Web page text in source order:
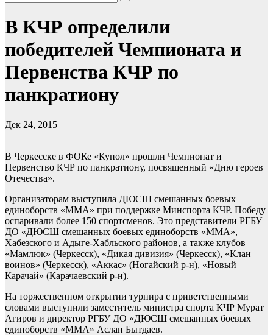
В КЧР определили
победителей Чемпионата и
Первенства КЧР по
панкратиону
Дек 24, 2015
В Черкесске в ФОКе «Купол» прошли Чемпионат и
Первенство КЧР по панкратиону, посвященный «Дню героев
Отечества».
Организаторам выступила ДЮСШ смешанных боевых
единоборств «ММА» при поддержке Минспорта КЧР. Победу
оспаривали более 150 спортсменов. Это представители РГБУ
ДО «ДЮСШ смешанных боевых единоборств «ММА»,
Хабезского и Адыге-Хабльского районов, а также клубов
«Мамлюк» (Черкесск), «Дикая дивизия» (Черкесск), «Клан
воинов» (Черкесск), «Аккас» (Ногайский р-н), «Новый
Карачай» (Карачаевский р-н).
На торжественном открытии турнира с приветственными
словами выступили заместитель министра спорта КЧР Мурат
Агиров и директор РГБУ ДО «ДЮСШ смешанных боевых
единоборств «ММА» Аслан Бытдаев.